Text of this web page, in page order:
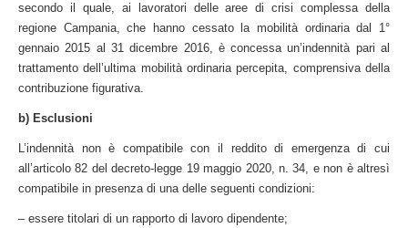
secondo il quale, ai lavoratori delle aree di crisi complessa della
regione Campania, che hanno cessato la mobilità ordinaria dal 1°
gennaio 2015 al 31 dicembre 2016, è concessa un’indennità pari al
trattamento dell’ultima mobilità ordinaria percepita, comprensiva della
contribuzione figurativa.
b) Esclusioni
L’indennità non è compatibile con il reddito di emergenza di cui
all’articolo 82 del decreto-legge 19 maggio 2020, n. 34, e non è altresì
compatibile in presenza di una delle seguenti condizioni:
– essere titolari di un rapporto di lavoro dipendente;